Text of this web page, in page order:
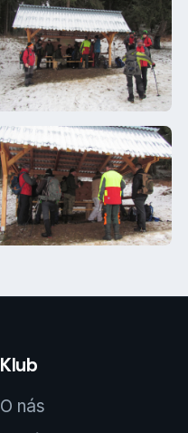
Klub
O nás